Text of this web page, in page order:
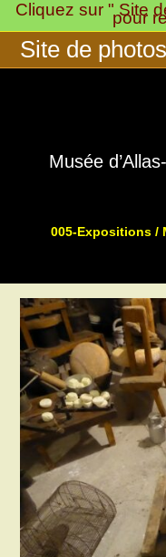
Skip
to
content
Cliquez sur " Site
pour
Site de
Musée
005-Expositions /